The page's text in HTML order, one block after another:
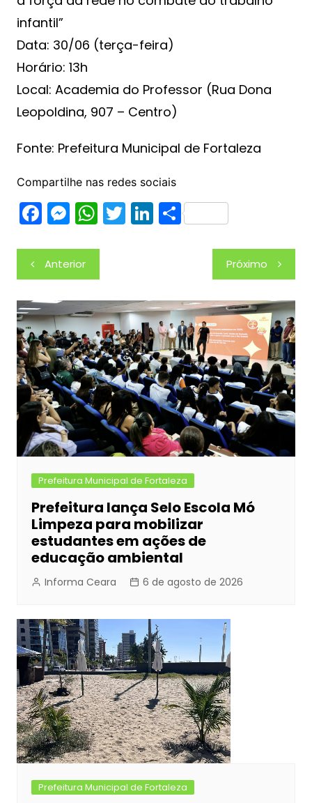
infantil”
Data: 30/06 (terça-feira)
Horário: 13h
Local: Academia do Professor (Rua Dona
Leopoldina, 907 – Centro)
Fonte: Prefeitura Municipal de Fortaleza
Compartilhe nas redes sociais
F
c
e
b
o
o
k
M
s
s
e
n
g
er
W
at
s
A
p
p
T Li
dI
n
S
Navegação
de
Post
Anterior Próximo
Prefeitura Municipal de Fortaleza
Prefeitura lança Selo Escola Mó
Limpeza para mobilizar
estudantes em ações de
educação ambiental
Informa Ceara 6 de agosto de 2026
Prefeitura Municipal de Fortaleza